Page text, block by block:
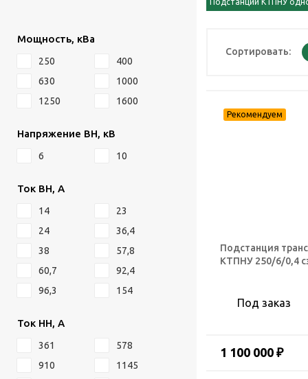
Мощность, кВа
250
400
630
1000
1250
1600
Напряжение ВН, кВ
6 10
Ток ВН, А
14
23
24
36,4
38
57,8
60,7
92,4
96,3
154
Ток НН, А
361
578
910
1145
Сортировать:
Подстанция
КТПНУ 250/6/0,4
Под заказ
1 100 000 ₽